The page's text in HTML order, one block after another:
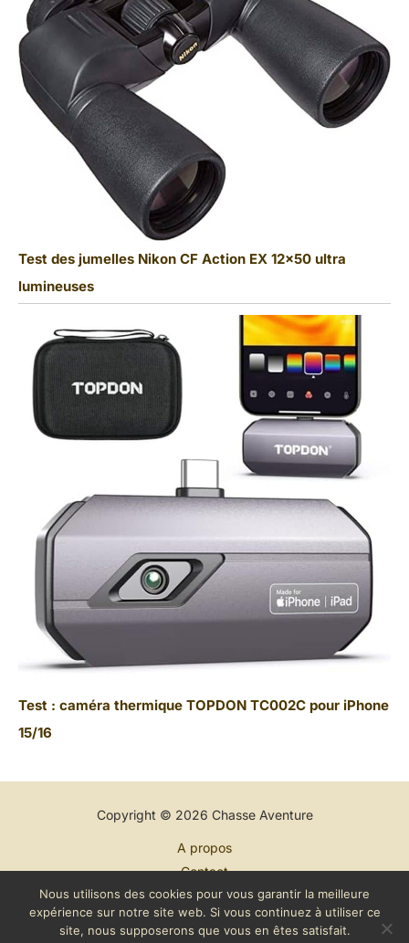
Test des jumelles Nikon CF Action EX 12×50 ultra
lumineuses
Test : caméra thermique TOPDON TC002C pour iPhone
15/16
Copyright © 2026 Chasse Aventure
A propos
Contact
Plan du site
Mentions légales
Nous utilisons des cookies pour vous garantir la meilleure
expérience sur notre site web. Si vous continuez à utiliser ce
site, nous supposerons que vous en êtes satisfait.